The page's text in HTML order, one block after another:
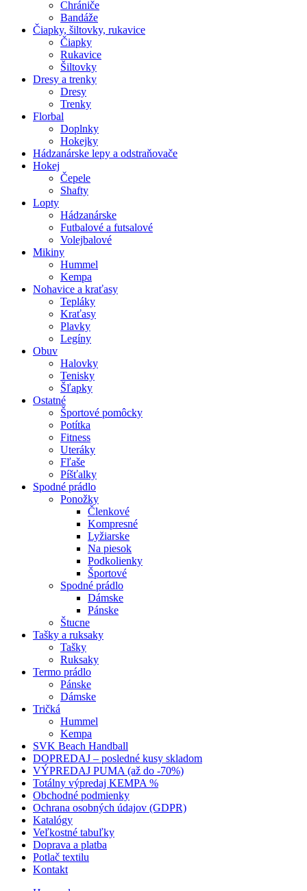
Chrániče
Bandáže
Čiapky, šiltovky, rukavice
Čiapky
Rukavice
Šiltovky
Dresy a trenky
Dresy
Trenky
Florbal
Doplnky
Hokejky
Hádzanárske lepy a odstraňovače
Hokej
Čepele
Shafty
Lopty
Hádzanárske
Futbalové a futsalové
Volejbalové
Mikiny
Hummel
Kempa
Nohavice a kraťasy
Tepláky
Kraťasy
Plavky
Legíny
Obuv
Halovky
Tenisky
Šľapky
Ostatné
Športové pomôcky
Potítka
Fitness
Uteráky
Fľaše
Píšťalky
Spodné prádlo
Ponožky
Členkové
Kompresné
Lyžiarske
Na piesok
Podkolienky
Športové
Spodné prádlo
Dámske
Pánske
Štucne
Tašky a ruksaky
Tašky
Ruksaky
Termo prádlo
Pánske
Dámske
Tričká
Hummel
Kempa
SVK Beach Handball
DOPREDAJ – posledné kusy skladom
VÝPREDAJ PUMA (až do -70%)
Totálny výpredaj KEMPA %
Obchodné podmienky
Ochrana osobných údajov (GDPR)
Katalógy
Veľkostné tabuľky
Doprava a platba
Potlač textilu
Kontakt